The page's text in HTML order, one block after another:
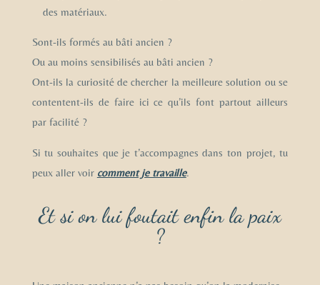
des matériaux.
Sont-ils formés au bâti ancien ?
Ou au moins sensibilisés au bâti ancien ?
Ont-ils la curiosité de chercher la meilleure solution ou se
contentent-ils de faire ici ce qu’ils font partout ailleurs
par facilité ?
Si tu souhaites que je t’accompagnes dans ton projet, tu
peux aller voir comment je travaille.
Et si on lui foutait enfin la paix
?